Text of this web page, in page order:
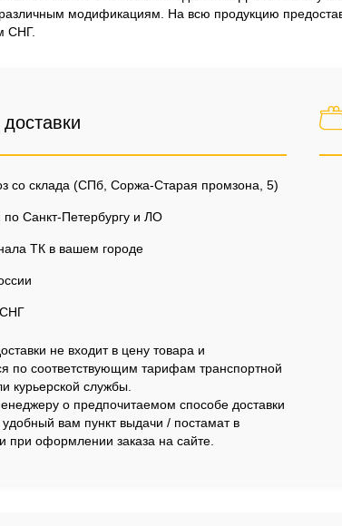
модификациям. На всю продукцию
СНГ.
со склада (СПб, Соржа-Старая промзона, 5)
по Санкт-Петербургу и ЛО
ТК в вашем городе
не входит в цену товара и
по соответствующим тарифам транспортной
курьерской службы.
о предпочитаемом способе доставки
удобный вам пункт выдачи / постамат в
при оформлении заказа на сайте.